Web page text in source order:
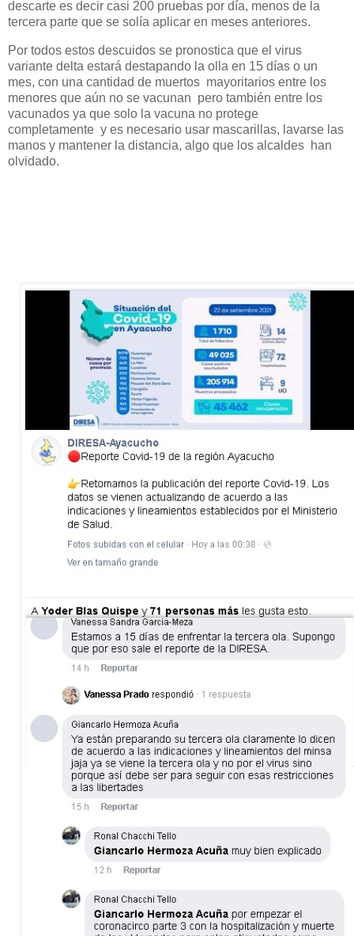
descarte es decir casi 200 pruebas por día, menos de la
tercera parte que se solía aplicar en meses anteriores.
Por todos estos descuidos se pronostica que el virus
variante delta estará destapando la olla en 15 días o un
mes, con una cantidad de muertos mayoritarios entre los
menores que aún no se vacunan pero también entre los
vacunados ya que solo la vacuna no protege
completamente y es necesario usar mascarillas, lavarse las
manos y mantener la distancia, algo que los alcaldes han
olvidado.